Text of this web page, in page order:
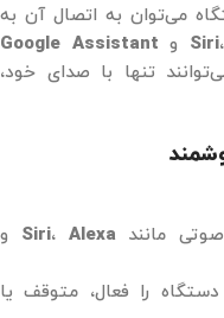
می‌توان به اتصال آن به
Siri، و Google Assistant
تنها با صدای خود،
صوتی مانند
Siri، Alexa
و
را فعال، متوقف یا